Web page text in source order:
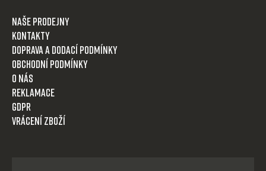
Naše prodejny
Kontakty
Doprava a dodací podmínky
Obchodní podmínky
O nás
Reklamace
GDPR
Vrácení zboží